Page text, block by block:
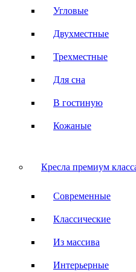
Угловые
Двухместные
Трехместные
Для сна
В гостиную
Кожаные
Кресла премиум
Современные
Классические
Из массива
Интерьерные